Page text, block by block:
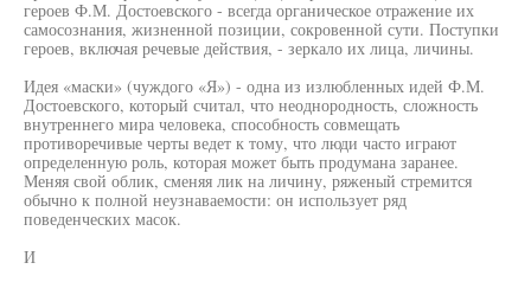
героев Ф.М. Достоевского - всегда органическое отражение их
самосознания, жизненной позиции, сокровенной сути. Поступки
героев, включая речевые действия, - зеркало их лица, личины.
Идея «маски» (чуждого «Я») - одна из излюбленных идей Ф.М.
Достоевского, который считал, что неоднородность, сложность
внутреннего мира человека, способность совмещать
противоречивые черты ведет к тому, что люди часто играют
определенную роль, которая может быть продумана заранее.
Меняя свой облик, сменяя лик на личину, ряженый стремится
обычно к полной неузнаваемости: он использует ряд
поведенческих масок.
И